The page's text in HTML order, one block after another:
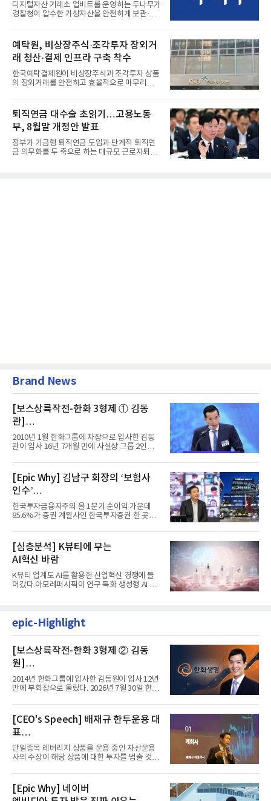
디지털자산 거래소 업비트를 운영하는 두나무가
경찰청이 압수한 가상자산을 안전하게 보관·관
예탁원, 비상장주식·조각투자 장외거
래 청산·결제 인프라 구축 착수
한국예탁결제원이 비상장주식과 조각투자 상품
의 장외거래를 안전하고 효율적으로 마무리하기
퇴직연금 대수술 초읽기…고용노동
부, 8월말 개정안 발표
정부가 기금형 퇴직연금 도입과 단계적 퇴직연
금 의무화를 두 축으로 하는 대규모 근로자퇴직
Brand News
[보스상륙작전-한화 3형제 ① 김동
관]
입사 16년 만에 수석부회장 … 경영승
계 ‘초읽기’
2010년 1월 한화그룹에 차장으로 입사한 김동
관이 입사 16년 7개월 만에 사실상 그룹 2인자
[Epic Why] 김남구 회장의 ‘보험사
인수’
발걸음이 신중해진 배경은?
한국투자금융지주의 올 1분기 순이익 가운데
85.6%가 증권 계열사인 한국투자증권 한 곳에
[심층분석] K뷰티에 부는
AI혁신 바람
K뷰티 업계도 AI를 활용한 산업혁신 경쟁에 들
어갔다.아모레퍼시픽이 연구 특화 생성형 AI 플
epic-Highlight
[보스상륙작전-한화 3형제 ② 김동
원]
입사 12년 만에 금융계열 수장 등극
2014년 한화그룹에 입사한 김동원이 입사 12년
만에 부회장으로 올랐다. 2026년 7월 30일 한화
[CEO's Speech] 배재규 한투운용 대
표
“개별종목 레버리지 투자 지금이라도
멈춰라”
단일종목 레버리지 상품을 운용 중인 자산운용
사의 수장이 해당 상품에 대한 투자를 멈출 것을
[Epic Why] 네이버